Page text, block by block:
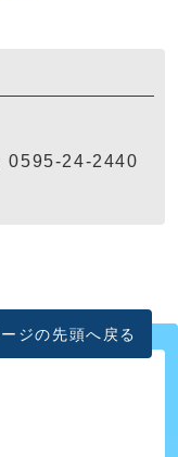
0595-24-2440
ジの先頭へ戻る